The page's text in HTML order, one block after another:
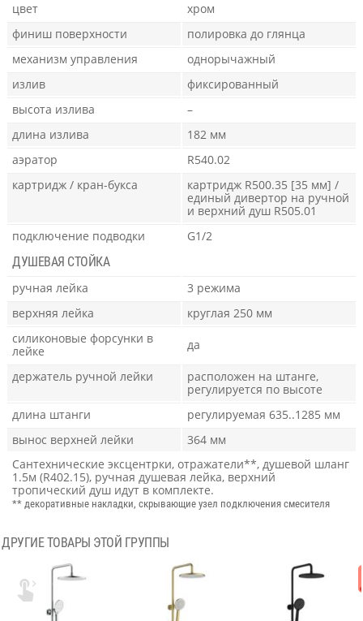
цвет
хром
финиш поверхности
полировка до глянца
механизм управления
однорычажный
излив
фиксированный
высота излива
–
длина излива
182 мм
аэратор
R540.02
картридж / кран-букса
картридж R500.35 [35 мм] /
единый дивертор на ручной
и верхний душ R505.01
подключение подводки
G1/2
ДУШЕВАЯ СТОЙКА
ручная лейка
3 режима
верхняя лейка
круглая 250 мм
силиконовые форсунки в
лейке
да
держатель ручной лейки
расположен на штанге,
регулируется по высоте
длина штанги
регулируемая 635..1285 мм
вынос верхней лейки
364 мм
Сантехнические эксцентрки, отражатели**, душевой шланг
1.5м (R402.15), ручная душевая лейка, верхний
тропический душ идут в комплекте.
** декоративные накладки, скрывающие узел подключения смесителя
ДРУГИЕ ТОВАРЫ ЭТОЙ ГРУППЫ
